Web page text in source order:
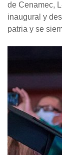
de Cenamec,
inaugural y
patria y se